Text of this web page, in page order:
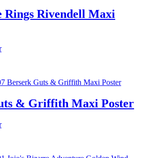
Rings Rivendell Maxi
& Griffith Maxi Poster